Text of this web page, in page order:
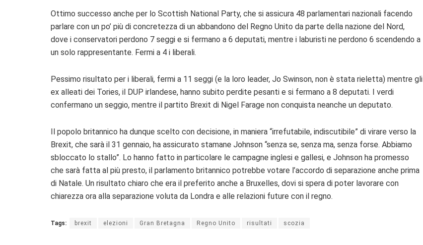
Ottimo successo anche per lo Scottish National Party, che si assicura 48 parlamentari nazionali facendo
parlare con un po’ più di concretezza di un abbandono del Regno Unito da parte della nazione del Nord,
dove i conservatori perdono 7 seggi e si fermano a 6 deputati, mentre i laburisti ne perdono 6 scendendo a
un solo rappresentante. Fermi a 4 i liberali.
Pessimo risultato per i liberali, fermi a 11 seggi (e la loro leader, Jo Swinson, non è stata rieletta) mentre gli
ex alleati dei Tories, il DUP irlandese, hanno subito perdite pesanti e si fermano a 8 deputati. I verdi
confermano un seggio, mentre il partito Brexit di Nigel Farage non conquista neanche un deputato.
Il popolo britannico ha dunque scelto con decisione, in maniera “irrefutabile, indiscutibile” di virare verso la
Brexit, che sarà il 31 gennaio, ha assicurato stamane Johnson “senza se, senza ma, senza forse. Abbiamo
sbloccato lo stallo”. Lo hanno fatto in particolare le campagne inglesi e gallesi, e Johnson ha promesso
che sarà fatta al più presto, il parlamento britannico potrebbe votare l’accordo di separazione anche prima
di Natale. Un risultato chiaro che era il preferito anche a Bruxelles, dovi si spera di poter lavorare con
chiarezza ora alla separazione voluta da Londra e alle relazioni future con il regno.
Tags: brexit elezioni Gran Bretagna Regno Unito risultati scozia